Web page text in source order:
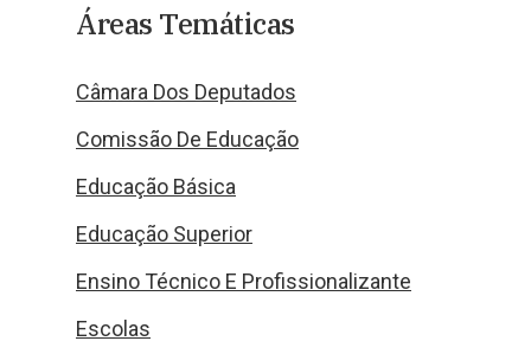
Áreas Temáticas
Câmara Dos Deputados
Comissão De Educação
Educação Básica
Educação Superior
Ensino Técnico E Profissionalizante
Escolas